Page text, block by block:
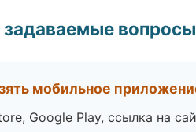
задаваемые вопросы
мобильное
Google Play, ссылка на